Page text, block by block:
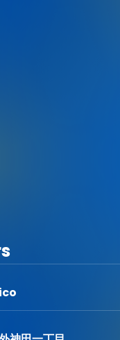
染した際の重症化リ
をお願いします。
当日会場でのお願い
お控えいただきます
はお控えいただくよ
物の利用、及び会話
ようお願いします。